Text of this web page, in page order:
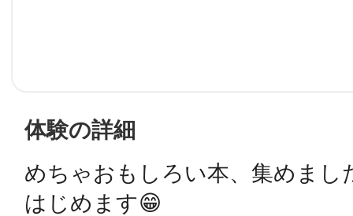
URLをコピー
体験の詳細
めちゃおもしろい本、集めまし
はじめます😁